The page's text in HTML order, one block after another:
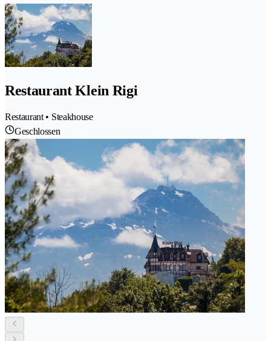
Restaurant Klein Rigi
Restaurant • Steakhouse
Geschlossen